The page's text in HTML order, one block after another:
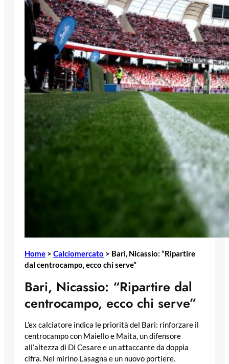
Home > Calciomercato > Bari, Nicassio: “Ripartire
dal centrocampo, ecco chi serve”
Bari, Nicassio: “Ripartire dal
centrocampo, ecco chi serve”
L’ex calciatore indica le priorità del Bari: rinforzare il
centrocampo con Maiello e Maita, un difensore
all’altezza di Di Cesare e un attaccante da doppia
cifra. Nel mirino Lasagna e un nuovo portiere.